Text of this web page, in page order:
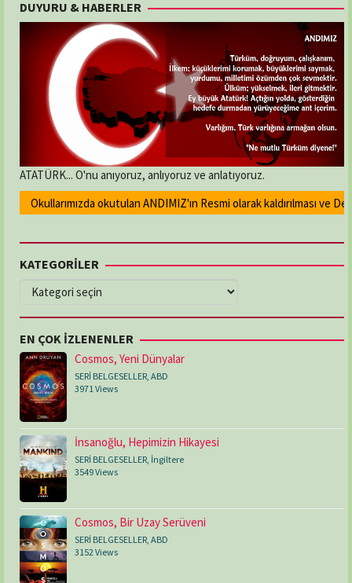
DUYURU & HABERLER
ATATÜRK... O'nu anıyoruz, anlıyoruz ve anlatıyoruz.
Okullarımızda okutulan ANDIMIZ'ın Resmi olarak kaldırılması ve
KATEGORİLER
KATEGORİLER
EN ÇOK İZLENENLER
Cosmos, Yeni Dünyalar
SERİ BELGESELLER, ABD
3971 Views
İnsanoğlu, Hepimizin Hikayesi
SERİ BELGESELLER İngiltere
3549 Views
Cosmos, Bir Uzay Serüveni
SERİ BELGESELLER, ABD
3152 Views